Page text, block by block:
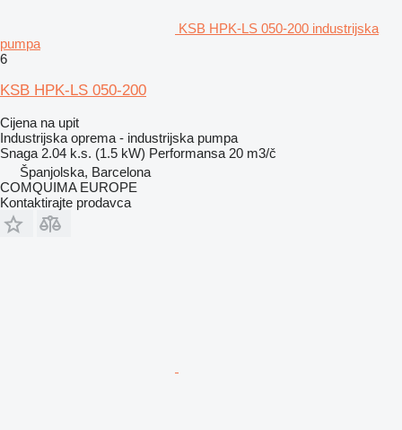
KSB HPK-LS 050-200 industrijska
pumpa
6
KSB HPK-LS 050-200
Cijena na upit
Industrijska oprema - industrijska pumpa
Snaga 2.04 k.s. (1.5 kW) Performansa 20 m3/č
Španjolska, Barcelona
COMQUIMA EUROPE
Kontaktirajte prodavca